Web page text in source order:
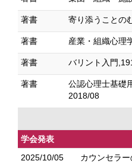
著書 寄り添うことの
著書 産業・組織心理
著書 バリント入門
著書
公認心理士基礎
2018/08
学会発表
2025/10/05
カウンセラ